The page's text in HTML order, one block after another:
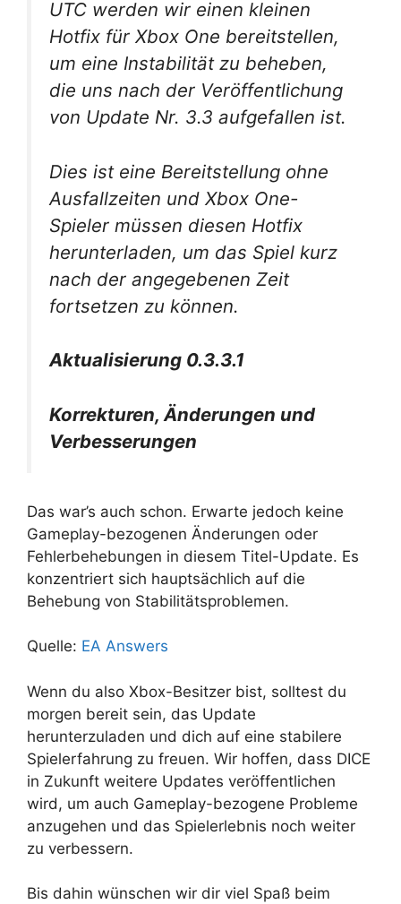
UTC werden wir einen kleinen
Hotfix für Xbox One bereitstellen,
um eine Instabilität zu beheben,
die uns nach der Veröffentlichung
von Update Nr. 3.3 aufgefallen ist.
Dies ist eine Bereitstellung ohne
Ausfallzeiten und Xbox One-
Spieler müssen diesen Hotfix
herunterladen, um das Spiel kurz
nach der angegebenen Zeit
fortsetzen zu können.
Aktualisierung 0.3.3.1
Korrekturen, Änderungen und
Verbesserungen
Das war’s auch schon. Erwarte jedoch keine
Gameplay-bezogenen Änderungen oder
Fehlerbehebungen in diesem Titel-Update. Es
konzentriert sich hauptsächlich auf die
Behebung von Stabilitätsproblemen.
Quelle: EA Answers
Wenn du also Xbox-Besitzer bist, solltest du
morgen bereit sein, das Update
herunterzuladen und dich auf eine stabilere
Spielerfahrung zu freuen. Wir hoffen, dass DICE
in Zukunft weitere Updates veröffentlichen
wird, um auch Gameplay-bezogene Probleme
anzugehen und das Spielerlebnis noch weiter
zu verbessern.
Bis dahin wünschen wir dir viel Spaß beim